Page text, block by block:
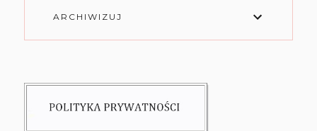
ARCHIWIZUJ